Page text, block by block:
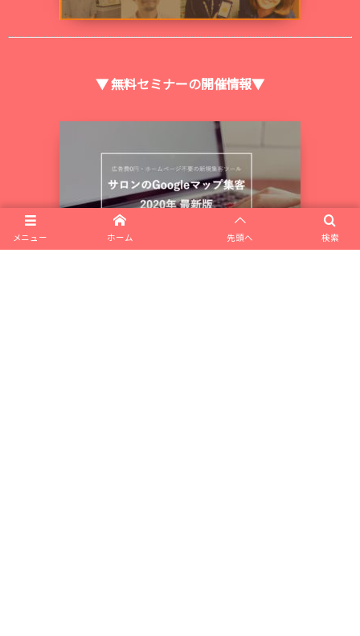
▼ 無料セミナーの開催情報▼
メニュー 検索
ホーム 先頭へ